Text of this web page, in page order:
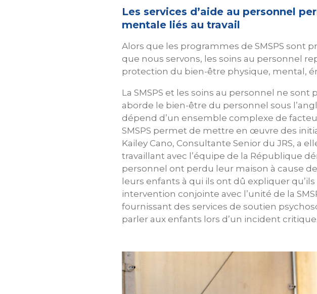
Les services d’aide au personnel
mentale liés au travail
Alors que les programmes de SMSPS sont
que nous servons, les soins au personnel
protection du bien-être physique, mental,
La SMSPS et les soins au personnel ne
aborde le bien-être du personnel sous
dépend d’un ensemble complexe de
SMSPS permet de mettre en œuvre des
Kailey Cano, Consultante Senior du JRS, a
travaillant avec l’équipe de la République
personnel ont perdu leur maison à cause
leurs enfants à qui ils ont dû expliquer
intervention conjointe avec l’unité de la
fournissant des services de soutien
parler aux enfants lors d’un incident